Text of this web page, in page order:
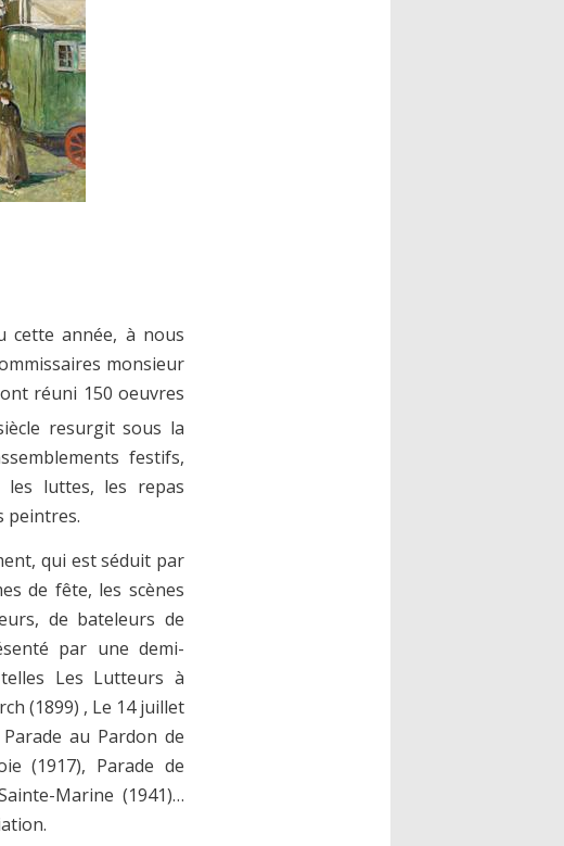
cette année, à nous
monsieur
réuni 150 oeuvres
resurgit sous la
festifs,
les luttes, les repas
peintres.
qui est séduit par
de fête, les scènes
de bateleurs de
par une demi-
Les Lutteurs à
(1899) , Le 14 juillet
Parade au Pardon de
(1917), Parade de
Marine (1941)…